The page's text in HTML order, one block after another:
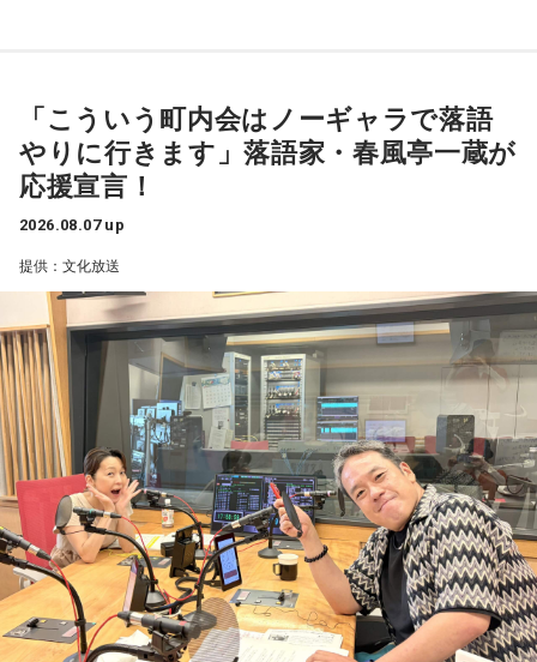
「こういう町内会はノーギャラで落語
やりに行きます」落語家・春風亭一蔵が
応援宣言！
2026.08.07 up
提供：文化放送